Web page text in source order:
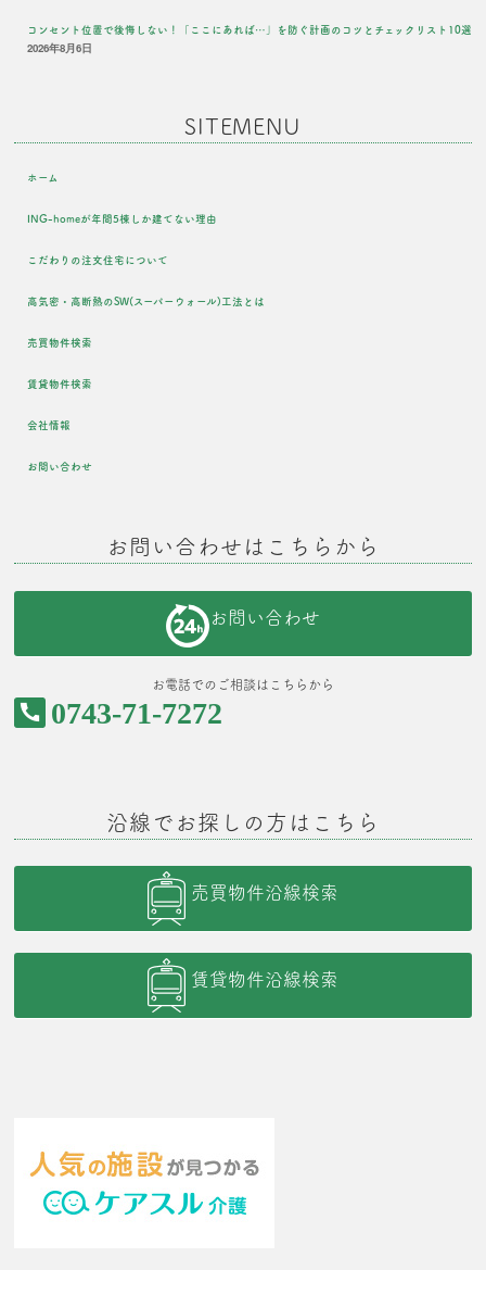
コンセント位置で後悔しない！「ここにあれば…」を防ぐ計画のコツとチェックリスト10選
2026年8月6日
SITEMENU
ホーム
ING-homeが年間5棟しか建てない理由
こだわりの注文住宅について
高気密・高断熱のSW(スーパーウォール)工法とは
売買物件検索
賃貸物件検索
会社情報
お問い合わせ
お問い合わせはこちらから
お問い合わせ
お電話でのご相談はこちらから
0743-71-7272
沿線でお探しの方はこちら
売買物件沿線検索
賃貸物件沿線検索